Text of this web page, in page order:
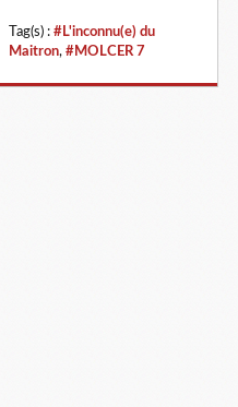
Tag(s) : #L'inconnu(e) du
Maitron, #MOLCER 7